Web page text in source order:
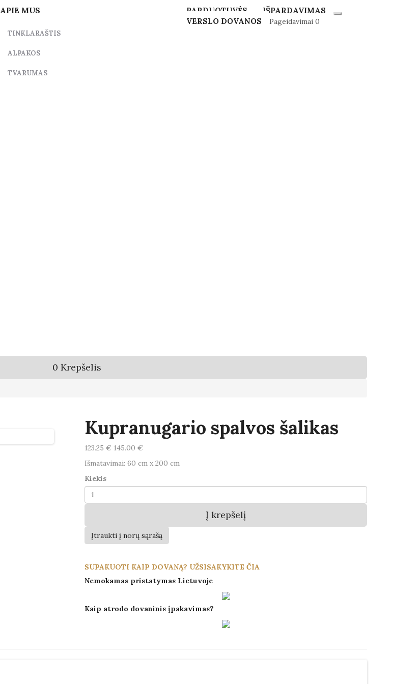
APIE MUS
TINKLARAŠTIS
ALPAKOS
TVARUMAS
PARDUOTUVĖS
IŠPARDAVIMAS
VERSLO DOVANOS
Pageidavimai 0
0 Krepšelis
Kupranugario spalvos šalikas
123.25 € 145.00 €
Išmatavimai: 60 cm x 200 cm
Kiekis
Į krepšelį
Įtraukti į norų sąrašą
SUPAKUOTI KAIP DOVANĄ? UŽSISAKYKITE ČIA
Nemokamas pristatymas Lietuvoje
Kaip atrodo dovaninis įpakavimas?